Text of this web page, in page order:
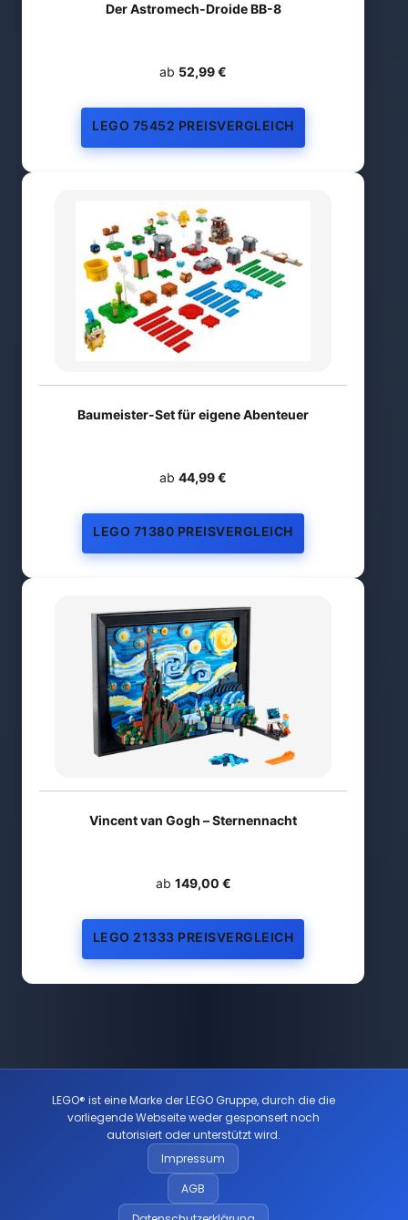
Der Astromech-Droide BB-8
ab 52,99 €
LEGO 75452 PREISVERGLEICH
Baumeister-Set für eigene Abenteuer
ab 44,99 €
LEGO 71380 PREISVERGLEICH
Vincent van Gogh – Sternennacht
ab 149,00 €
LEGO 21333 PREISVERGLEICH
LEGO® ist eine Marke der LEGO Gruppe, durch die die
vorliegende Webseite weder gesponsert noch
autorisiert oder unterstützt wird.
Impressum
AGB